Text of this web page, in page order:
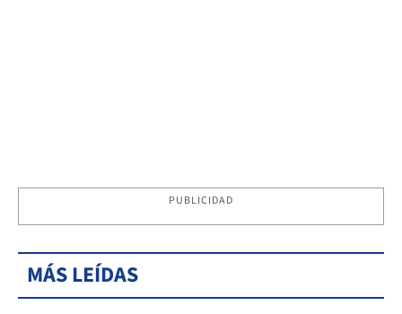
PUBLICIDAD
MÁS LEÍDAS